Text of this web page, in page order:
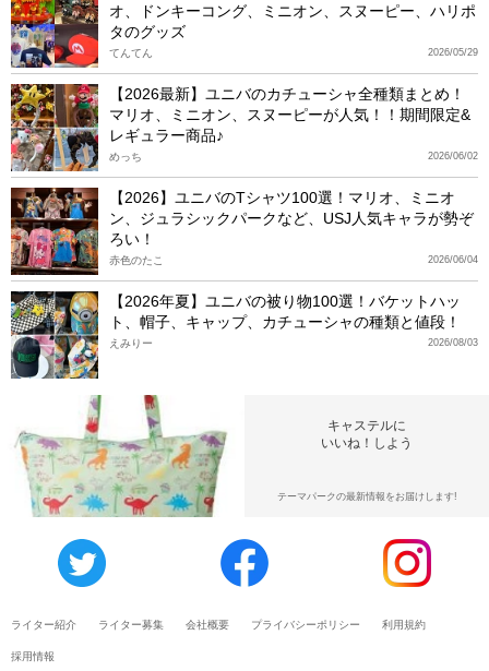
オ、ドンキーコング、ミニオン、スヌーピー、ハリポ
タのグッズ
2026/05/29
てんてん
【2026最新】ユニバのカチューシャ全種類まとめ！
マリオ、ミニオン、スヌーピーが人気！！期間限定&
レギュラー商品♪
2026/06/02
めっち
【2026】ユニバのTシャツ100選！マリオ、ミニオ
ン、ジュラシックパークなど、USJ人気キャラが勢ぞ
ろい！
2026/06/04
赤色のたこ
【2026年夏】ユニバの被り物100選！バケットハッ
ト、帽子、キャップ、カチューシャの種類と値段！
2026/08/03
えみりー
キャステルに
いいね！しよう
テーマパークの最新情報をお届けします!
ライター紹介 ライター募集 会社概要 プライバシーポリシー 利用規約
採用情報